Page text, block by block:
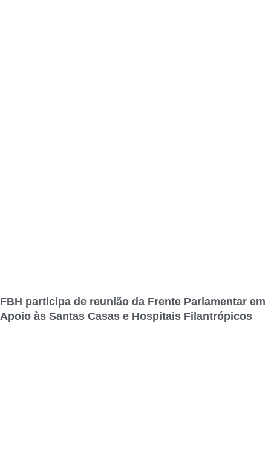
FBH participa de reunião da Frente Parlamentar em
Apoio às Santas Casas e Hospitais Filantrópicos